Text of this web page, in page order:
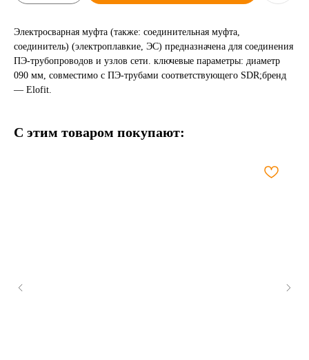
Электросварная муфта (также: соединительная муфта,
соединитель) (электроплавкие, ЭС) предназначена для соединения
ПЭ-трубопроводов и узлов сети. ключевые параметры: диаметр
090 мм, совместимо с ПЭ-трубами соответствующего SDR;бренд
— Elofit.
С этим товаром покупают: